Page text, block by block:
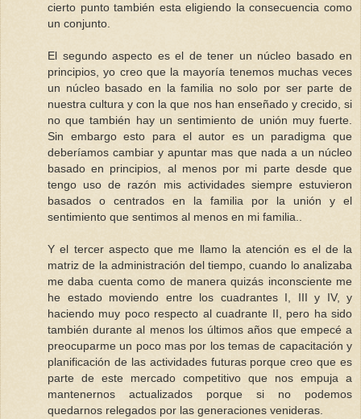
cierto punto también esta eligiendo la consecuencia como
un conjunto.
El segundo aspecto es el de tener un núcleo basado en
principios, yo creo que la mayoría tenemos muchas veces
un núcleo basado en la familia no solo por ser parte de
nuestra cultura y con la que nos han enseñado y crecido, si
no que también hay un sentimiento de unión muy fuerte.
Sin embargo esto para el autor es un paradigma que
deberíamos cambiar y apuntar mas que nada a un núcleo
basado en principios, al menos por mi parte desde que
tengo uso de razón mis actividades siempre estuvieron
basados o centrados en la familia por la unión y el
sentimiento que sentimos al menos en mi familia..
Y el tercer aspecto que me llamo la atención es el de la
matriz de la administración del tiempo, cuando lo analizaba
me daba cuenta como de manera quizás inconsciente me
he estado moviendo entre los cuadrantes I, III y IV, y
haciendo muy poco respecto al cuadrante II, pero ha sido
también durante al menos los últimos años que empecé a
preocuparme un poco mas por los temas de capacitación y
planificación de las actividades futuras porque creo que es
parte de este mercado competitivo que nos empuja a
mantenernos actualizados porque si no podemos
quedarnos relegados por las generaciones venideras.